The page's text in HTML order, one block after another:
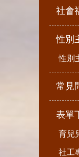
社會
性別
性別
常見
表單
育兒
社工